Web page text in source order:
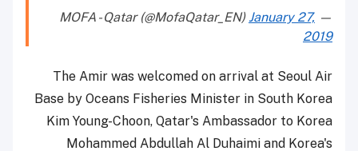
— MOFA - Qatar (@MofaQatar_EN)
January 27,
2019
The Amir was welcomed on arrival at Seoul Air
Base by Oceans Fisheries Minister in South Korea
Kim Young-Choon, Qatar's Ambassador to Korea
Mohammed Abdullah Al Duhaimi and Korea's